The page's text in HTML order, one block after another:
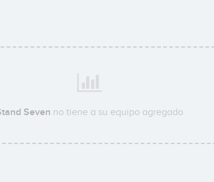
Seven no tiene a su equipo agregado